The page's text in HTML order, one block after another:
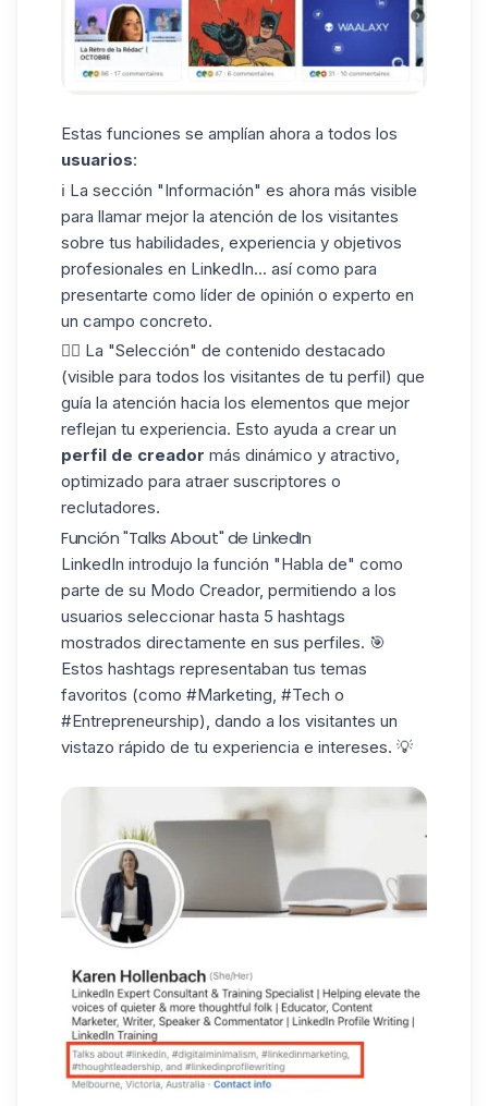
Estas funciones se amplían ahora a todos los
usuarios:
ℹ️ La sección "Información" es ahora más visible
para llamar mejor la atención de los visitantes
sobre tus habilidades , experiencia y objetivos
profesionales en LinkedIn... así como para
presentarte como líder de opinión o experto en
un campo concreto.
✍🏼 La "Selección" de contenido destacado
(visible para todos los visitantes de tu perfil) que
guía la atención hacia los elementos que mejor
reflejan tu experiencia. Esto ayuda a crear un
perfil de creador más dinámico y atractivo,
optimizado para atraer suscriptores o
reclutadores.
Función "Talks About" de LinkedIn
LinkedIn introdujo la función "Habla de" como
parte de su Modo Creador, permitiendo a los
usuarios seleccionar hasta 5 hashtags
mostrados directamente en sus perfiles. 🎯
Estos hashtags representaban tus temas
favoritos (como #Marketing, #Tech o
#Entrepreneurship), dando a los visitantes un
vistazo rápido de tu experiencia e intereses. 💡